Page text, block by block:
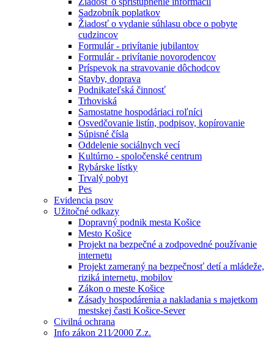
Sadzobník poplatkov
Žiadosť o vydanie súhlasu obce o pobyte
cudzincov
Formulár - privítanie jubilantov
Formulár - privítanie novorodencov
Príspevok na stravovanie dôchodcov
Stavby, doprava
Podnikateľská činnosť
Trhoviská
Samostatne hospodáriaci roľníci
Osvedčovanie listín, podpisov, kopírovanie
Súpisné čísla
Oddelenie sociálnych vecí
Kultúrno - spoločenské centrum
Rybárske lístky
Trvalý pobyt
Pes
Evidencia psov
Užitočné odkazy
Dopravný podnik mesta Košice
Mesto Košice
Projekt na bezpečné a zodpovedné používanie
internetu
Projekt zameraný na bezpečnosť detí a mládeže,
riziká internetu, mobilov
Zákon o meste Košice
Zásady hospodárenia a nakladania s majetkom
mestskej časti Košice-Sever
Civilná ochrana
Info zákon 211⁄2000 Z.z.